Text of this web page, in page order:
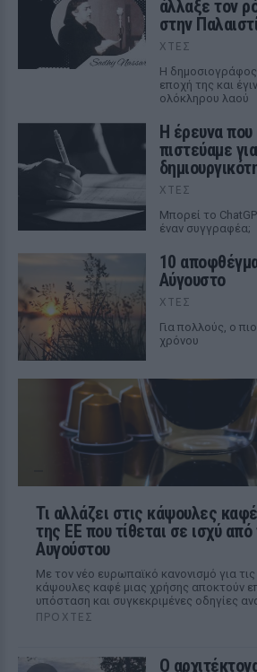
άλλαξε τον
στην
ΧΤΕΣ
Η
εποχή της και
ολόκληρου λαού
Η έρευνα που
πιστεύαμε
ΧΤΕΣ
Mπορεί το
έναν συγγραφέα;
10
Αύγουστο
ΧΤΕΣ
Για πολλούς, ο
χρόνου
Τι αλλάζει στις κάψουλες
της ΕΕ που τίθεται σε ισχύ από
Αυγούστου
Με τον νέο ευρωπαϊκό κανονισμό για
κάψουλες καφέ μιας χρήσης αποκτούν
υπόσταση και συγκεκριμένες οδηγίες
ΠΡΟΧΤΈΣ
Ο